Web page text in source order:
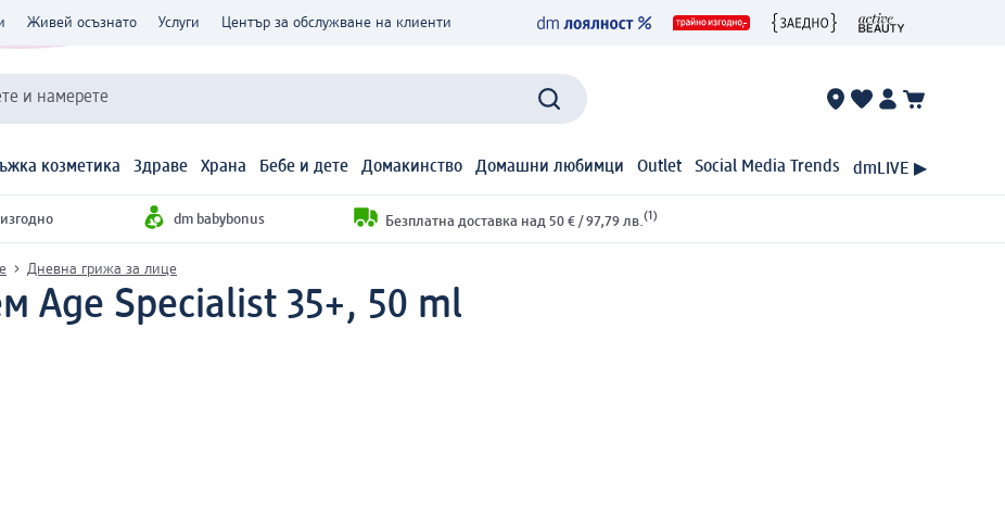
Живей осъзнато Услуги Център за обслужване на клиенти
и намерете
козметика Здраве Храна Бебе и дете Домакинство Домашни любимци Outlet Social Media Trends dmLIVE ▶
dm babybonus Безплатна доставка над 50 € / 97,79 лв. (1)
Дневна грижа за лице
Age Specialist 35+, 50 ml